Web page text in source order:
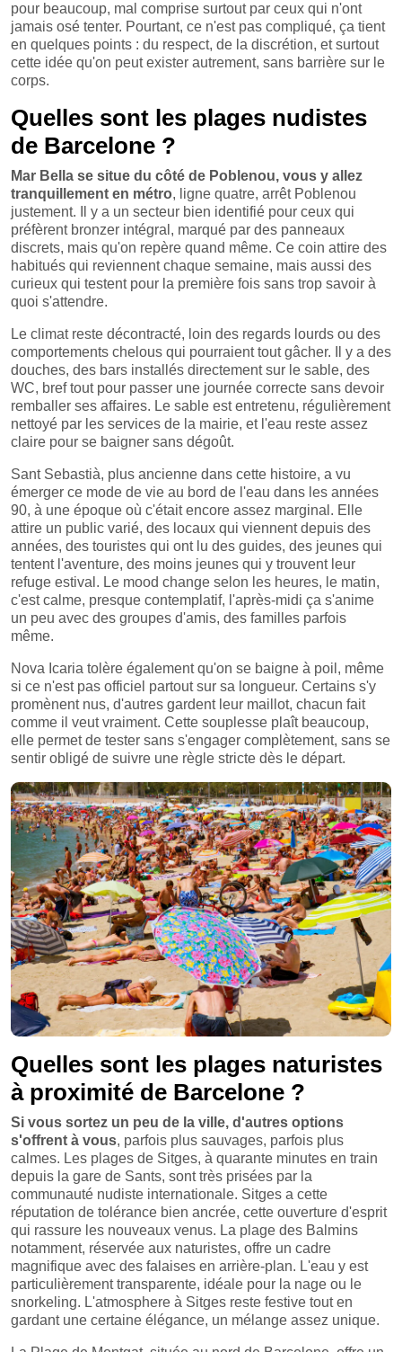
pour beaucoup, mal comprise surtout par ceux qui n'ont
jamais osé tenter. Pourtant, ce n'est pas compliqué, ça tient
en quelques points : du respect, de la discrétion, et surtout
cette idée qu'on peut exister autrement, sans barrière sur le
corps.
Quelles sont les plages nudistes
de Barcelone ?
Mar Bella se situe du côté de Poblenou, vous y allez
tranquillement en métro, ligne quatre, arrêt Poblenou
justement. Il y a un secteur bien identifié pour ceux qui
préfèrent bronzer intégral, marqué par des panneaux
discrets, mais qu'on repère quand même. Ce coin attire des
habitués qui reviennent chaque semaine, mais aussi des
curieux qui testent pour la première fois sans trop savoir à
quoi s'attendre.
Le climat reste décontracté, loin des regards lourds ou des
comportements chelous qui pourraient tout gâcher. Il y a des
douches, des bars installés directement sur le sable, des
WC, bref tout pour passer une journée correcte sans devoir
remballer ses affaires. Le sable est entretenu, régulièrement
nettoyé par les services de la mairie, et l'eau reste assez
claire pour se baigner sans dégoût.
Sant Sebastià, plus ancienne dans cette histoire, a vu
émerger ce mode de vie au bord de l'eau dans les années
90, à une époque où c'était encore assez marginal. Elle
attire un public varié, des locaux qui viennent depuis des
années, des touristes qui ont lu des guides, des jeunes qui
tentent l'aventure, des moins jeunes qui y trouvent leur
refuge estival. Le mood change selon les heures, le matin,
c'est calme, presque contemplatif, l'après-midi ça s'anime
un peu avec des groupes d'amis, des familles parfois
même.
Nova Icaria tolère également qu'on se baigne à poil, même
si ce n'est pas officiel partout sur sa longueur. Certains s'y
promènent nus, d'autres gardent leur maillot, chacun fait
comme il veut vraiment. Cette souplesse plaît beaucoup,
elle permet de tester sans s'engager complètement, sans se
sentir obligé de suivre une règle stricte dès le départ.
Quelles sont les plages naturistes
à proximité de Barcelone ?
Si vous sortez un peu de la ville, d'autres options
s'offrent à vous, parfois plus sauvages, parfois plus
calmes. Les plages de Sitges, à quarante minutes en train
depuis la gare de Sants, sont très prisées par la
communauté nudiste internationale. Sitges a cette
réputation de tolérance bien ancrée, cette ouverture d'esprit
qui rassure les nouveaux venus. La plage des Balmins
notamment, réservée aux naturistes, offre un cadre
magnifique avec des falaises en arrière-plan. L'eau y est
particulièrement transparente, idéale pour la nage ou le
snorkeling. L'atmosphere à Sitges reste festive tout en
gardant une certaine élégance, un mélange assez unique.